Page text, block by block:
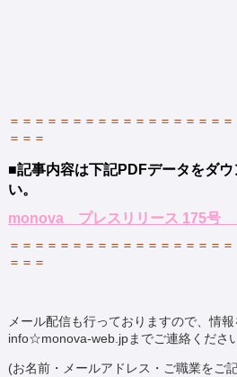
＝＝＝＝＝＝＝＝＝＝＝＝＝＝＝＝＝
＝＝＝
■記事内容は下記PDFデータをダ
い。
monova プレスリリース 175号
＝＝＝＝＝＝＝＝＝＝＝＝＝＝＝＝＝
＝＝＝
メール配信も行っておりますので、情
info☆monova-web.jpまでご連絡ください
(お名前・メールアドレス・ご職業をご